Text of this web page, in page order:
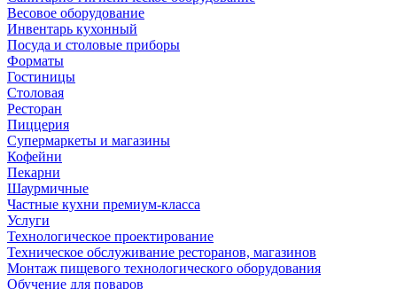
Весовое оборудование
Инвентарь кухонный
Посуда и столовые приборы
Форматы
Гостиницы
Столовая
Ресторан
Пиццерия
Супермаркеты и магазины
Кофейни
Пекарни
Шаурмичные
Частные кухни премиум-класса
Услуги
Технологическое проектирование
Техническое обслуживание ресторанов, магазинов
Монтаж пищевого технологического оборудования
Обучение для поваров